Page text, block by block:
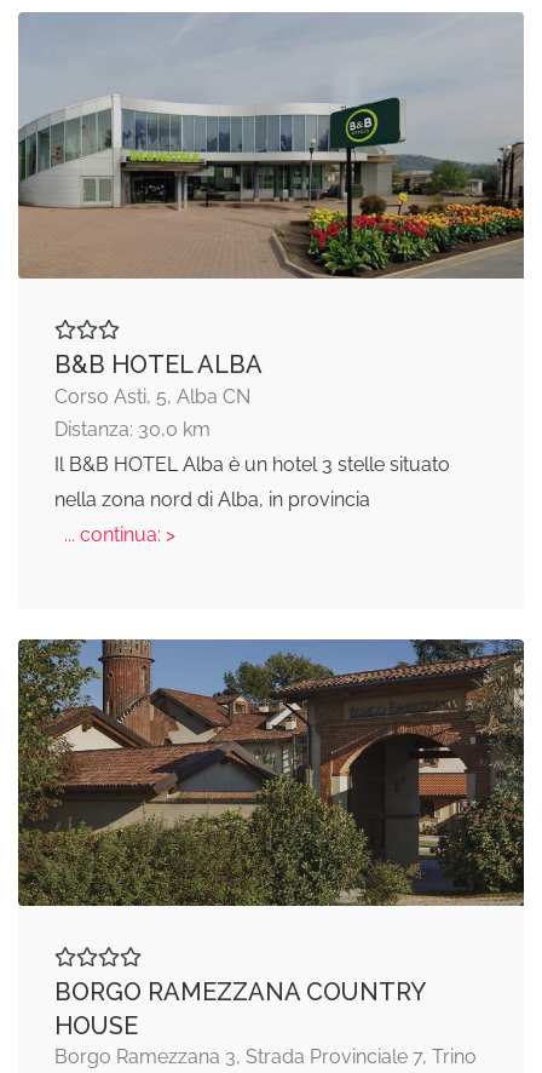
B&B HOTEL ALBA
Corso Asti, 5, Alba CN
Distanza: 30,0 km
Il B&B HOTEL Alba è un hotel 3 stelle situato
nella zona nord di Alba, in provincia
... continua: >
BORGO RAMEZZANA COUNTRY
HOUSE
Borgo Ramezzana 3, Strada Provinciale 7, Trino